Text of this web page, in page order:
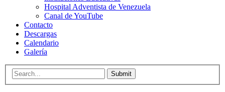
Hospital Adventista de Venezuela
Canal de YouTube
Contacto
Descargas
Calendario
Galería
Submit